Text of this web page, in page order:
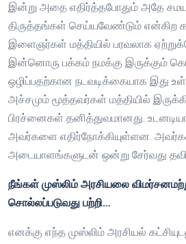
இன்று அதை எதிர்த்தபோதும் அதே
திருத்தங்கள் செய்யவேண்டும் என்கிற
இளைஞர்கள் மத்தியில் பரவலாக
இன்னொரு பக்கம் நமக்கு இருக்கும்
ஒழிப்பதற்கான நடவடிக்கையாக இது
அச்சமும் மூத்தவர்கள் மத்தியில்
பிரச்னைகள் தனித்துவமானது.
அவர்களை எதிர்நோக்கியுள்ளன.
அடையாளங்களுடன் ஒன்று சேர்வது
நீங்கள் முஸ்லிம் அரசியலை
சொல்லப்படுவது பற்றி…
எனக்கு எந்த முஸ்லிம் அரசியல்